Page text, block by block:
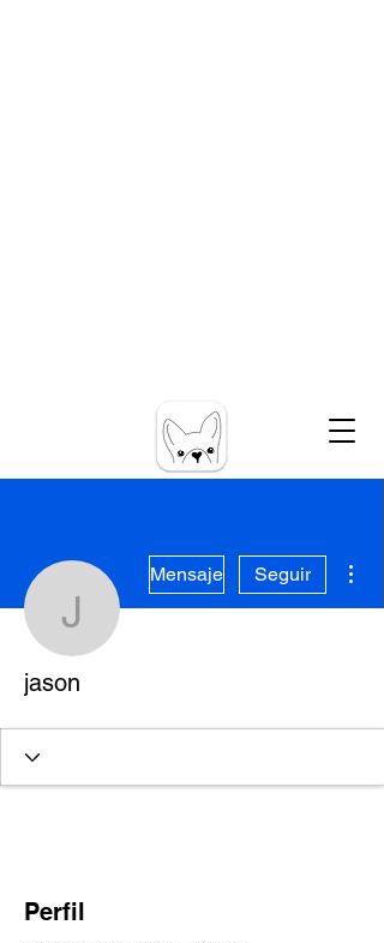
jason
Mensaje Seguir
jason
Perfil